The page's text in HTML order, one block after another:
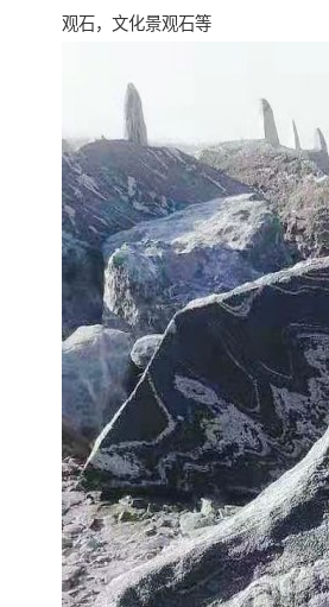
观石，文化景观石等